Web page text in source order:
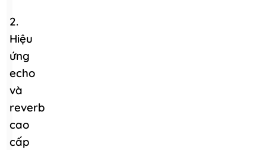
2.
Hiệu
ứng
echo
và
reverb
cao
cấp